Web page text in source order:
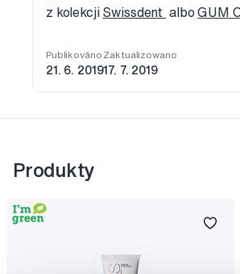
z kolekcji Swissdent alboGUM
Publikováno
21. 6. 2019
Zaktualizowano
17. 7. 2019
Produkty